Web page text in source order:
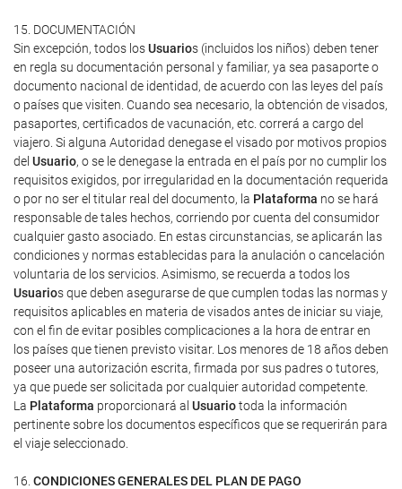
15. DOCUMENTACIÓN
Sin excepción, todos losUsuarios (incluidos los niños) deben tener
en regla su documentación personal y familiar, ya sea pasaporte o
documento nacional de identidad, de acuerdo con las leyes del país
o países que visiten. Cuando sea necesario, la obtención de visados,
pasaportes, certificados de vacunación, etc. correrá a cargo del
viajero. Si alguna Autoridad denegase el visado por motivos propios
del Usuario, o se le denegase la entrada en el país por no cumplir los
requisitos exigidos, por irregularidad en la documentación requerida
o por no ser el titular real del documento, la Plataforma no se hará
responsable de tales hechos, corriendo por cuenta del consumidor
cualquier gasto asociado. En estas circunstancias, se aplicarán las
condiciones y normas establecidas para la anulación o cancelación
voluntaria de los servicios. Asimismo, se recuerda a todos los
Usuarios que deben asegurarse de que cumplen todas las normas y
requisitos aplicables en materia de visados antes de iniciar su viaje,
con el fin de evitar posibles complicaciones a la hora de entrar en
los países que tienen previsto visitar. Los menores de 18 años deben
poseer una autorización escrita, firmada por sus padres o tutores,
ya que puede ser solicitada por cualquier autoridad competente.
La Plataforma proporcionará al Usuariotoda la información
pertinente sobre los documentos específicos que se requerirán para
el viaje seleccionado.
16. CONDICIONES GENERALES DEL PLAN DE PAGO